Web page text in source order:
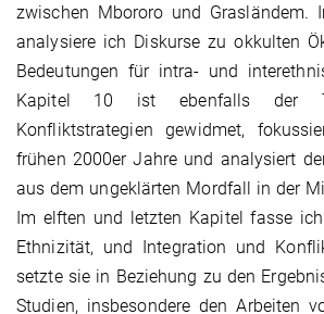
zwischen Mbororo und Grasländem.
analysiere ich Diskurse zu okkulten
Bedeutungen für intra- und
Kapitel 10 ist ebenfalls der
Konfliktstrategien gewidmet,
frühen 2000er Jahre und analysiert
aus dem ungeklärten Mordfall in der
Im elften und letzten Kapitel fasse
Ethnizität, und Integration und
setzte sie in Beziehung zu den
Studien, insbesondere den Arbeiten